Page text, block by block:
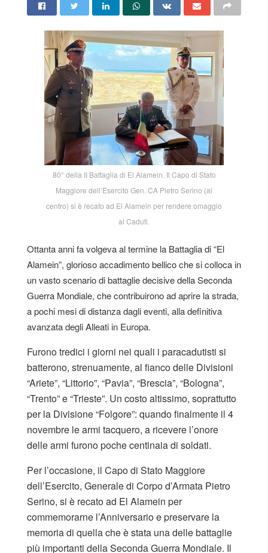
80° della II Battaglia di El Alamein. Il Capo di Stato
Maggiore dell’Esercito Gen. CA Pietro Serino (al
centro) si è recato ad El Alamein per rendere omaggio
ai Caduti.
Ottanta anni fa volgeva al termine la Battaglia di “El
Alamein”, glorioso accadimento bellico che si colloca in
un vasto scenario di battaglie decisive della Seconda
Guerra Mondiale, che contribuirono ad aprire la strada,
a pochi mesi di distanza dagli eventi, alla definitiva
avanzata degli Alleati in Europa.
Furono tredici i giorni nei quali i paracadutisti si
batterono, strenuamente, al fianco delle Divisioni
“Ariete”, “Littorio”, “Pavia”, “Brescia”, “Bologna”,
“Trento” e “Trieste”. Un costo altissimo, soprattutto
per la Divisione “Folgore”: quando finalmente il 4
novembre le armi tacquero, a ricevere l’onore
delle armi furono poche centinaia di soldati.
Per l’occasione, il Capo di Stato Maggiore
dell’Esercito, Generale di Corpo d’Armata Pietro
Serino, si è recato ad El Alamein per
commemorarne l’Anniversario e preservare la
memoria di quella che è stata una delle battaglie
più importanti della Seconda Guerra Mondiale. Il